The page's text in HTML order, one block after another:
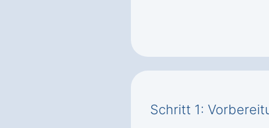
Schritt 1: